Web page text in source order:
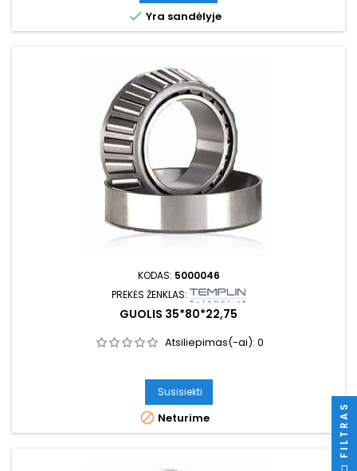
 Yra sandėlyje
KODAS: 5000046
PREKĖS ŽENKLAS:
GUOLIS 35*80*22,75
Atsiliepimas(-ai): 0
Susisiekti
 Neturime FILTRAS